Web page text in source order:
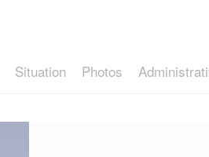
Situation Photos